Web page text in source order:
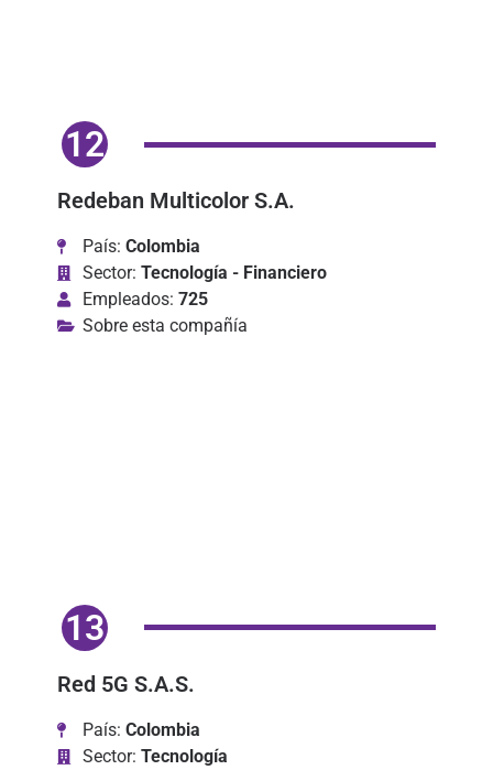
12
Redeban Multicolor S.A.
País: Colombia
Sector: Tecnología - Financiero
Empleados: 725
Sobre esta compañía
13
Red 5G S.A.S.
País: Colombia
Sector: Tecnología